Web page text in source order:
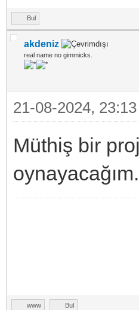
Bul
akdeniz
real name no gimmicks.
21-08-2024, 23:13
Müthiş bir
oynayacağım.
www Bul